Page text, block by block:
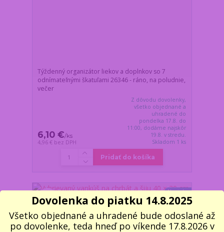
Týždenný organizátor liekov a doplnkov so 7
odnímateľnými škatuľami 26346 - ráno, na poludnie,
večer
6,10 €/ks
4,96 € bez DPH
Z dôvodu dovolenky,
všetko objednané a
uhradené do
pondelka 17.8. do
11:00, dodáme najskôr
19.8. v stredu.
Skladom 1 ks
Pridať do košíka
Novinka
Dovolenka do piatku 14.8.2025
Všetko objednané a uhradené bude odoslané až
po dovolenke, teda hneď po víkende 17.8.2026 v